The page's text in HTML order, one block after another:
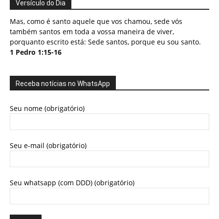
Versículo do Dia
Mas, como é santo aquele que vos chamou, sede vós
também santos em toda a vossa maneira de viver,
porquanto escrito está: Sede santos, porque eu sou santo.
1 Pedro 1:15-16
Receba notícias no WhatsApp
Seu nome (obrigatório)
Seu e-mail (obrigatório)
Seu whatsapp (com DDD) (obrigatório)